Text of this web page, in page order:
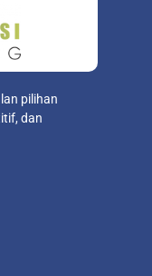
pilihan
dan